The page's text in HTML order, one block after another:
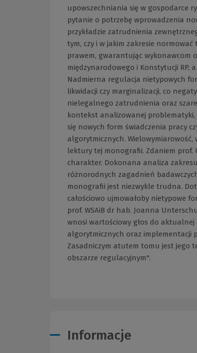
upowszechniania się w gospodarce
pytanie o potrzebę wprowadzenia
przykładzie zatrudnienia
tym, czy i w jakim zakresie
prawem, gwarantując wykonawcom
międzynarodowego i Konstytucji RP,
Nadmierna regulacja nietypowych
likwidacji czy marginalizacji, co
nielegalnego zatrudnienia oraz
kontekst analizowanej problematyki,
się nowych form świadczenia pracy
algorytmicznych.
lektury tej monografii. Zdaniem prof.
charakter. Dokonana analiza
różnorodnych zagadnień
monografii jest niezwykle trudna.
całościowo ujmowałoby nietypowe
prof. WSAiB dr hab. Joanna
wnosi wartościowy głos do
algorytmicznych oraz implementacji
Zasadniczym atutem tomu jest jego
obszarze regulacyjnym".
Informacje